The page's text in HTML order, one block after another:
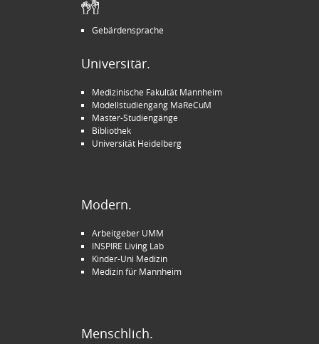
Gebärdensprache
Universitär.
Medizinische Fakultät Mannheim
Modellstudiengang MaReCuM
Master-Studiengänge
Bibliothek
Universität Heidelberg
Modern.
Arbeitgeber UMM
INSPIRE Living Lab
Kinder-Uni Medizin
Medizin für Mannheim
Menschlich.